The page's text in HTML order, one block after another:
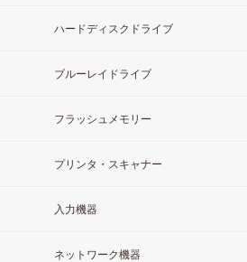
ハードディスクドライブ
ブルーレイドライブ
フラッシュメモリー
プリンタ・スキャナー
入力機器
ネットワーク機器